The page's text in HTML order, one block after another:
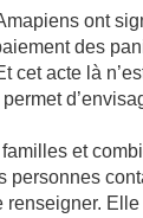
ont
des
cet acte là
permet
et
personnes
renseigner.